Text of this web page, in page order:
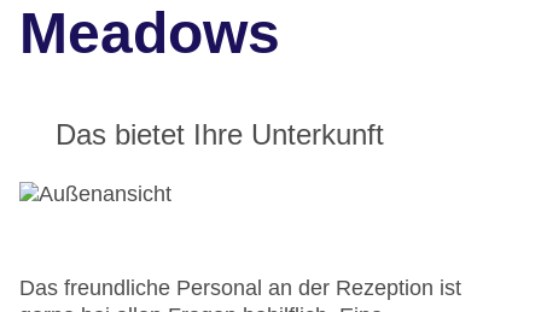
Meadows
Das bietet Ihre Unterkunft
Das freundliche Personal an der Rezeption ist